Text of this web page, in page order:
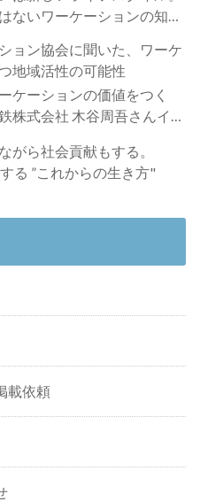
ないワーケーションの知ら
ョン協会に聞いた、ワーケ
地域活性の可能性
ケーションの価値をつく
株式会社 木谷周吾さんイン
がら社会貢献もする。
る ”これからの生き方"
載依頼